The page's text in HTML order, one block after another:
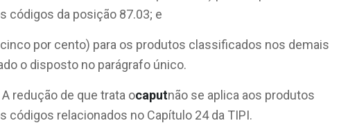
códigos da posição 87.03; e
por cento) para os produtos classificados nos demais
o disposto no parágrafo único.
redução de que trata ocaputnão se aplica aos produtos
códigos relacionados no Capítulo 24 da TIPI.